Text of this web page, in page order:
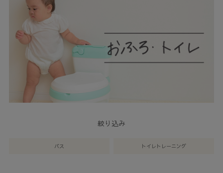
絞り込み
バス トイレトレーニング